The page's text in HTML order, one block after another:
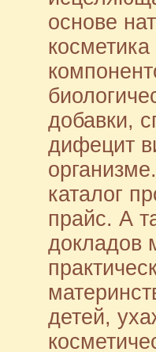
основе
добавки,
дифецит
каталог
прайс. А
докладов
детей,